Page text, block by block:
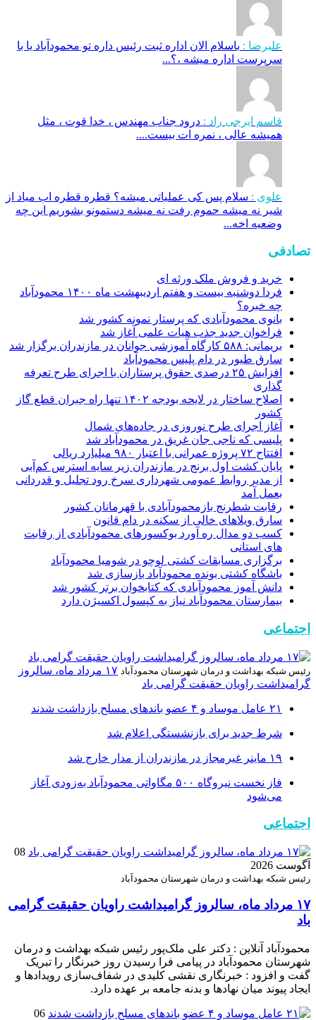
علیرضا : باسلام الان اداره ثبت رئیس داره تو محمودآباد یا با
سرپرست اداره میشه ،؟...
قاسم ایرجی راد : درود جناب مهندس ، خدا قوت ، مثل
همیشه عالی ، نمره ات بیست....
علوی : سلام پس کی عملیاتی میشه؟ قطره قطره اب میاد از
شیر نه میشه حموم رفت نه میشه دستمونو بشوریم این چه
وضعیه اخه...
تصادفی
خرید و فروش ملک ورثه ای
فردا دوشنبه بیست و هفتم اردیبهشت ماه ۱۴۰۰ محمودآباد
چه خبره؟
بانوی محمودآبادی که پرستار نمونه کشور شد
‌فراخوان جدید جذب هیات علمی آغاز شد
بریمانی: ۵۸۸ کارگاه آموزشی جوانان در مازندران برگزار شد
سارق طیور در دام پلیس محمودآباد
افزایش ۲۵ درصدی حقوق پرستاران با اجرای طرح تعرفه
گذاری
اصلاح ساختار در لایحه بودجه ۱۴۰۲ تنها راه جبران قطع گاز
کشور
آغاز اجرای طرح نوروزی در جاده‌های شمال
پلیسی که ناجی جان غریق در محمودآباد شد
افتتاح ۷۲ پروژه عمرانی با اعتبار ۹۸۰ میلیارد ریالی
پایان کشت اول برنج در مازندران زیر سایه استرس کم‌آبی
از مدیر روابط عمومی شهرداری سرخ رود تجلیل و قدردانی
بعمل آمد
رقابت شطرنج بازمحمودآبادی با قهرمانان کشور
سارق ویلاهای خالی از سکنه در دام قانون
کسب دو مدال ره آورد بوکسورهای محمودآبادی از رقابت
های استانی
برگزاری مسابقات کشتی لوچو در شومیا محمودآباد
باشگاه کشتی بونده محمودآباد بازسازی شد
دانش آموز محمودآبادی که کتابخوان برتر کشور شد
بیمارستان محمودآباد نیاز به کپسول اکسیژن دارد
اجتماعی
رئیس شبکه بهداشت و درمان شهرستان محمودآباد
۱۷ مرداد ماه، سالروز
گرامیداشت راویان حقیقت گرامی باد
۲۱ عامل موساد و ۴ عضو باند‌های مسلح بازداشت شدند
شرط جدید برای بازنشستگی اعلام شد
۱۹ ماینر غیرمجاز در مازندران از مدار خارج شد
فاز نخست نیروگاه ۵۰۰ مگاواتی محمودآباد به‌زودی آغاز
می‌شود
اجتماعی
08
آگوست 2026
رئیس شبکه بهداشت و درمان شهرستان محمودآباد
۱۷ مرداد ماه، سالروز گرامیداشت راویان حقیقت گرامی
باد
محمودآباد آنلاین : دکتر علی ملک‌پور رئیس شبکه بهداشت و درمان
شهرستان محمودآباد در پیامی فرا رسیدن روز خبرنگار را تبریک
گفت و افزود : خبرنگاری نقشی کلیدی در شفاف‌سازی رویدادها و
ایجاد پیوند میان نهادها و بدنه جامعه بر عهده دارد.
06